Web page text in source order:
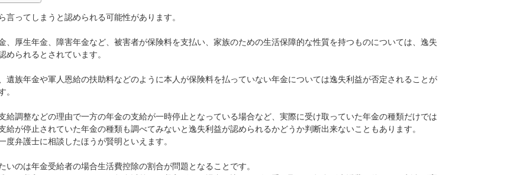
目次
答えから言ってしまうと認められる可能性があります。
国民年金、厚生年金、障害年金など、被害者が保険料を支払い、家族のための生活保障的な性質を持つものについては、逸失
利益が認められるとされています。
しかし、遺族年金や軍人恩給の扶助料などのように本人が保険料を払っていない年金については逸失利益が否定されることが
多いです。
また、支給調整などの理由で一方の年金の支給が一時停止となっている場合など、実際に受け取っていた年金の種類だけでは